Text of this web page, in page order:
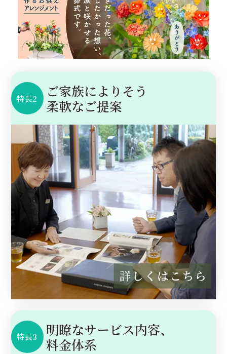
特長2
ご家族によりそう
柔軟なご提案
特長3
明瞭なサービス内容、
料金体系